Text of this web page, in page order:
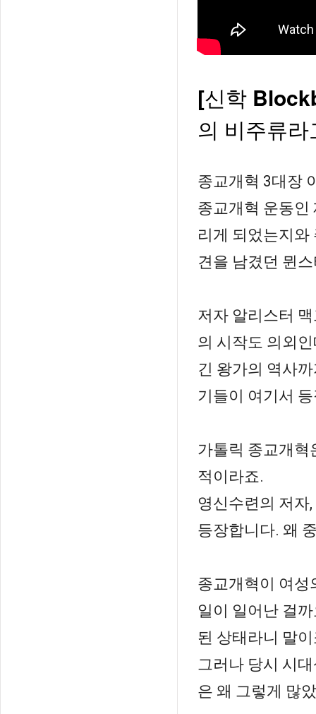
[신학
의 비주류라
종교개혁 3대장
종교개혁 운동인
리게 되었는지와
견을 남겼던 뮌
저자 알리스터
의 시작도 의외
긴 왕가의 역사
기들이 여기서
가톨릭 종교개혁
적이라죠.
영신수련의 저자
등장합니다. 왜
종교개혁이 여성
일이 일어난 걸
된 상태라니 말
그러나 당시 시
은 왜 그렇게 많